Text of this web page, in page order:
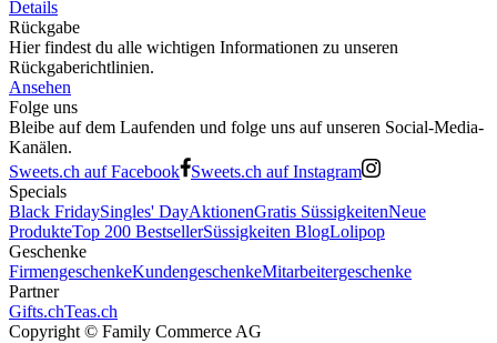
Details
Rückgabe
Hier findest du alle wichtigen Informationen zu unseren
Rückgaberichtlinien.
Ansehen
Folge uns
Bleibe auf dem Laufenden und folge uns auf unseren Social-Media-
Kanälen.
Sweets.ch auf Facebook
Sweets.ch auf Instagram
Specials
Black FridaySingles' DayAktionenGratis SüssigkeitenNeue
ProdukteTop 200 BestsellerSüssigkeiten BlogLolipop
Geschenke
FirmengeschenkeKundengeschenkeMitarbeitergeschenke
Partner
Gifts.chTeas.ch
Copyright © Family Commerce AG